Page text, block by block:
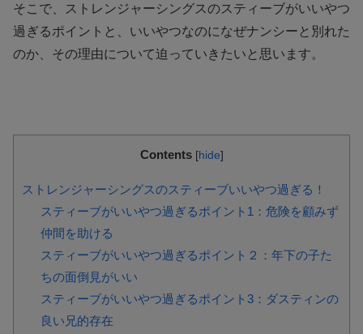
そこで、ストレンジャーシングスのスティーブがいいやつ
過ぎるポイントと、いいやつなのになぜナンシーと別れた
のか、その理由について迫っていきたいと思います。
Contents [hide]
ストレンジャーシングスのスティーブいいやつ過ぎる！
スティーブがいいやつ過ぎるポイント1：危険を顧みず
仲間を助ける
スティーブがいいやつ過ぎるポイント２：年下の子た
ちの面倒見がいい
スティーブがいいやつ過ぎるポイント3：ダスティンの
良い兄的存在